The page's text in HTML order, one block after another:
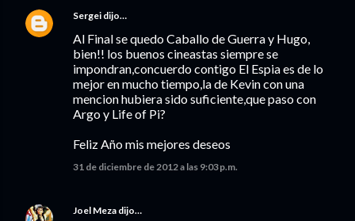
Sergei dijo…
Al Final se quedo Caballo de Guerra y Hugo,
bien!! los buenos cineastas siempre se
impondran,concuerdo contigo El Espia es de lo
mejor en mucho tiempo,la de Kevin con una
mencion hubiera sido suficiente,que paso con
Argo y Life of Pi?
Feliz Año mis mejores deseos
31 de diciembre de 2012 a las 9:03 p.m.
Joel Meza dijo…